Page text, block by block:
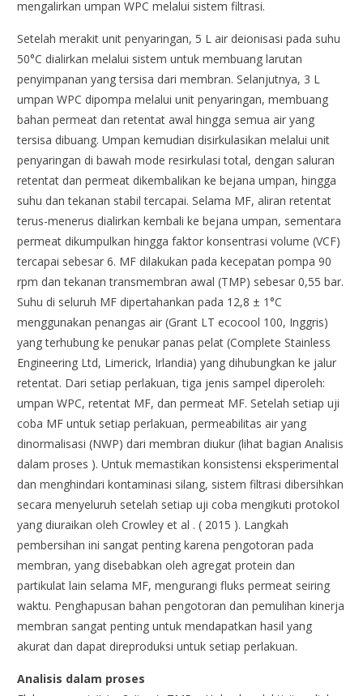
mengalirkan umpan WPC melalui sistem filtrasi.
Setelah merakit unit penyaringan, 5 L air deionisasi pada suhu
50°C dialirkan melalui sistem untuk membuang larutan
penyimpanan yang tersisa dari membran. Selanjutnya, 3 L
umpan WPC dipompa melalui unit penyaringan, membuang
bahan permeat dan retentat awal hingga semua air yang
tersisa dibuang. Umpan kemudian disirkulasikan melalui unit
penyaringan di bawah mode resirkulasi total, dengan saluran
retentat dan permeat dikembalikan ke bejana umpan, hingga
suhu dan tekanan stabil tercapai. Selama MF, aliran retentat
terus-menerus dialirkan kembali ke bejana umpan, sementara
permeat dikumpulkan hingga faktor konsentrasi volume (VCF)
tercapai sebesar 6. MF dilakukan pada kecepatan pompa 90
rpm dan tekanan transmembran awal (TMP) sebesar 0,55 bar.
Suhu di seluruh MF dipertahankan pada 12,8 ± 1°C
menggunakan penangas air (Grant LT ecocool 100, Inggris)
yang terhubung ke penukar panas pelat (Complete Stainless
Engineering Ltd, Limerick, Irlandia) yang dihubungkan ke jalur
retentat. Dari setiap perlakuan, tiga jenis sampel diperoleh:
umpan WPC, retentat MF, dan permeat MF. Setelah setiap uji
coba MF untuk setiap perlakuan, permeabilitas air yang
dinormalisasi (NWP) dari membran diukur (lihat bagian Analisis
dalam proses ). Untuk memastikan konsistensi eksperimental
dan menghindari kontaminasi silang, sistem filtrasi dibersihkan
secara menyeluruh setelah setiap uji coba mengikuti protokol
yang diuraikan oleh Crowley et al . ( 2015 ). Langkah
pembersihan ini sangat penting karena pengotoran pada
membran, yang disebabkan oleh agregat protein dan
partikulat lain selama MF, mengurangi fluks permeat seiring
waktu. Penghapusan bahan pengotoran dan pemulihan kinerja
membran sangat penting untuk mendapatkan hasil yang
akurat dan dapat direproduksi untuk setiap perlakuan.
Analisis dalam proses